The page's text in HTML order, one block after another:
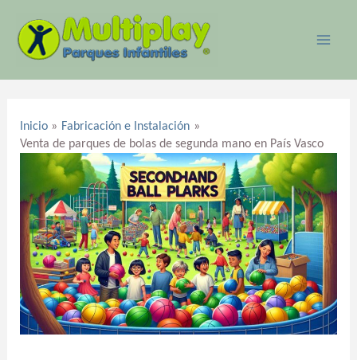
contenido
Inicio
Fabricación e Instalación
Venta de parques de bolas de segunda mano en País Vasco
entradas